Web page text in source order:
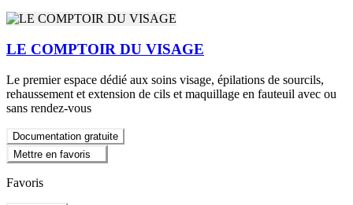
LE COMPTOIR DU VISAGE
Le premier espace dédié aux soins visage, épilations de sourcils,
rehaussement et extension de cils et maquillage en fauteuil avec ou
sans rendez-vous
Documentation gratuite
Mettre en favoris
Favoris